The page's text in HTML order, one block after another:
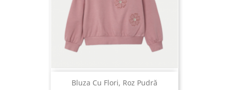
Bluza Cu Flori, Roz Pudră